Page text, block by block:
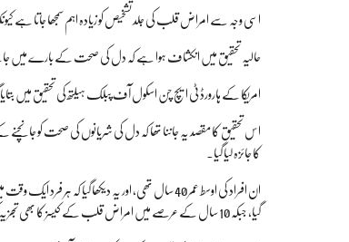
اسی وجہ سے امراض قلب کی جلد تشخیص کو زیادہ اہم سمجھا جاتا ہے
حالیہ تحقیق میں انکشاف ہوا ہے کہ دل کی صحت کے بارے میں
امریکا کے ہارورڈ ٹی ایچ چن اسکول آف پبلک ہیلتھ کی تحقیق
کا جائزہ لیا گیا۔
ان افراد کی اوسط عمر 40 سال تھی، اور یہ دیکھا
گیا، جبکہ 10 سال کے عرصے میں امراض قلب کے کیسز کا بھی تجزیہ کیا گیا۔